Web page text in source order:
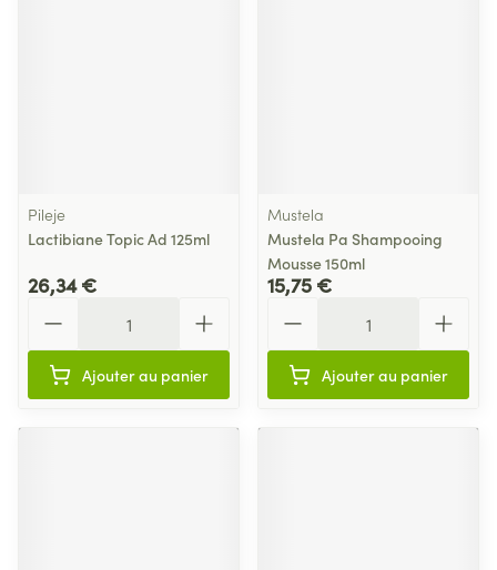
Pileje
Lactibiane Topic Ad 125ml
26,34 €
Ajouter au panier
Mustela
Mustela Pa Shampooing
Mousse 150ml
15,75 €
Ajouter au panier